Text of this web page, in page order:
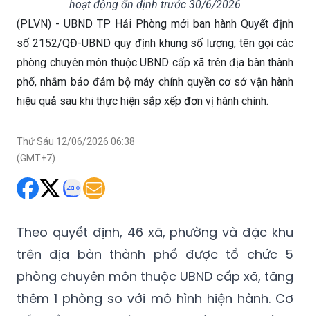
số 2152/QĐ-UBND quy định khung số lượng, tên gọi các
phòng chuyên môn thuộc UBND cấp xã trên địa bàn thành
phố, nhằm bảo đảm bộ máy chính quyền cơ sở vận hành
hiệu quả sau khi thực hiện sắp xếp đơn vị hành chính.
Thứ Sáu 12/06/2026 06:38
Theo quyết định, 46 xã, phường và đặc khu
phòng chuyên môn thuộc UBND cấp xã, tăng
thêm 1 phòng so với mô hình hiện hành. Cơ
cấu gồm: Văn phòng HĐND và UBND; Phòng
Xây dựng, Nông nghiệp và Môi trường (hoặc